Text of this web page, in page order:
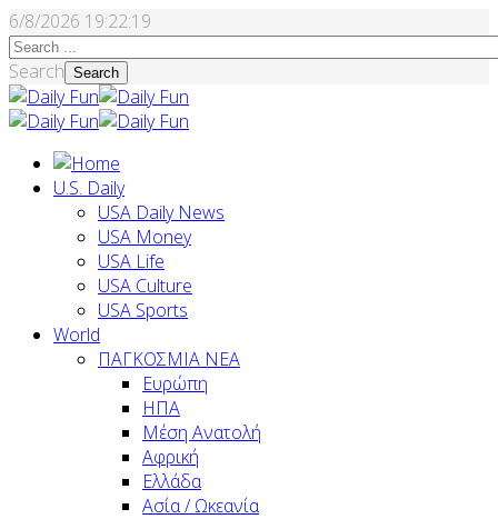
6/8/2026 19:22:20
Search Search
U.S. Daily
USA Daily News
USA Money
USA Life
USA Culture
USA Sports
World
ΠΑΓΚΟΣΜΙΑ ΝΕΑ
Ευρώπη
ΗΠΑ
Μέση Ανατολή
Αφρική
Ελλάδα
Ασία / Ωκεανία